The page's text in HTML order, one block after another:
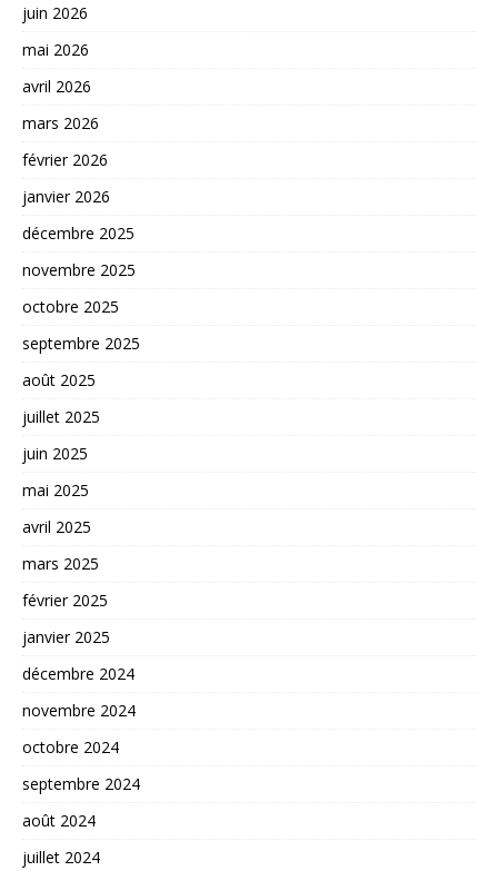
juin 2026
mai 2026
avril 2026
mars 2026
février 2026
janvier 2026
décembre 2025
novembre 2025
octobre 2025
septembre 2025
août 2025
juillet 2025
juin 2025
mai 2025
avril 2025
mars 2025
février 2025
janvier 2025
décembre 2024
novembre 2024
octobre 2024
septembre 2024
août 2024
juillet 2024